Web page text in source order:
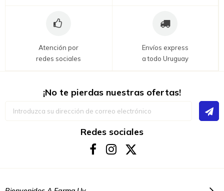
Atención por
redes sociales
Envíos express
a todo Uruguay
¡No te pierdas nuestras ofertas!
Redes sociales